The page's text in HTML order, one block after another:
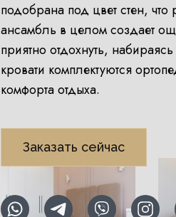
подобрана под цвет стен,
ансамбль в целом создает
приятно отдохнуть,
кровати комплектуются
комфорта отдыха.
Заказать сейчас